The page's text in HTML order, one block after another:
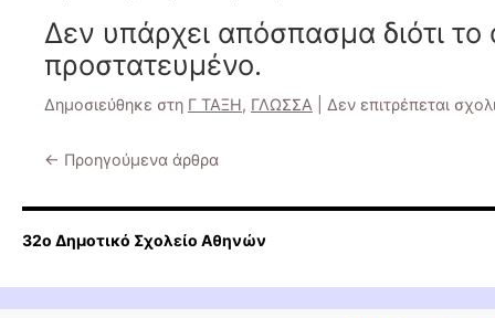
Δεν υπάρχει απόσπασμα διότι το
προστατευμένο.
Δημοσιεύθηκε στη Γ ΤΑΞΗ, ΓΛΩΣΣΑ Δεν επιτρέπεται
← Προηγούμενα άρθρα
32o Δημοτικό Σχολείο Αθηνών